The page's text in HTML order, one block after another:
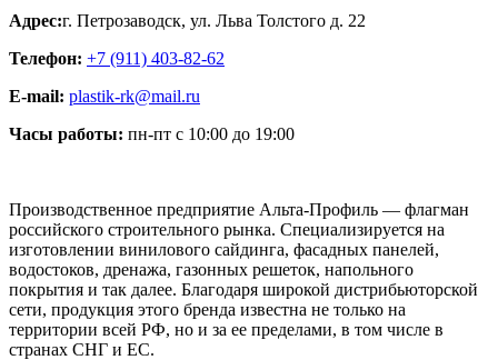
Адрес:г. Петрозаводск, ул. Льва Толстого д. 22
Телефон: +7 (911) 403-82-62
E-mail: plastik-rk@mail.ru
Часы работы: пн-пт с 10:00 до 19:00
Производственное предприятие Альта-Профиль — флагман
российского строительного рынка. Специализируется на
изготовлении винилового сайдинга, фасадных панелей,
водостоков, дренажа, газонных решеток, напольного
покрытия и так далее. Благодаря широкой дистрибьюторской
сети, продукция этого бренда известна не только на
территории всей РФ, но и за ее пределами, в том числе в
странах СНГ и ЕС.